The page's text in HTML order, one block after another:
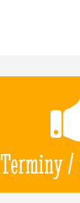
Terminy /